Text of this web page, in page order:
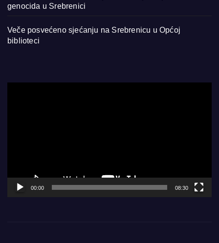
genocida u Srebrenici
Veče posvećeno sjećanju na Srebrenicu u Općoj
biblioteci
00:00 08:30